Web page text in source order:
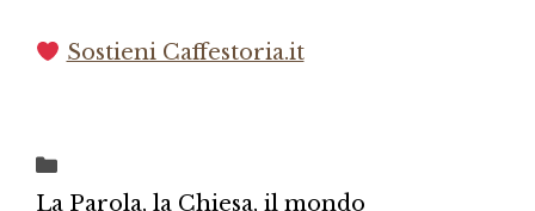
Sostieni Caffestoria.it
La Parola, la Chiesa, il mondo